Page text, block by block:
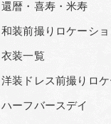
還暦・喜寿・米寿
和装前撮りロケーショ
衣装一覧
洋装ドレス前撮りロ
ハーフバースデイ